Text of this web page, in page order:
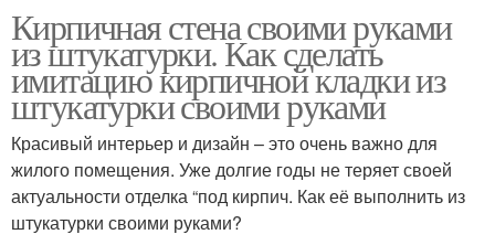
Кирпичная стена своими руками
из штукатурки. Как сделать
имитацию кирпичной кладки из
штукатурки своими руками
Красивый интерьер и дизайн – это очень важно для
жилого помещения. Уже долгие годы не теряет своей
актуальности отделка “под кирпич. Как её выполнить из
штукатурки своими руками?